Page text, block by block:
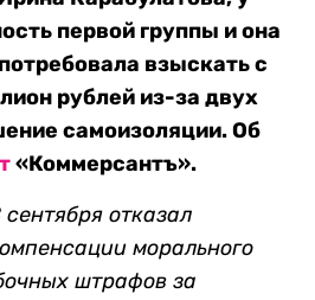
первой группы и она
взыскать с
рублей из-за двух
самоизоляции. Об
«Коммерсантъ».
отказал
морального
штрафов за